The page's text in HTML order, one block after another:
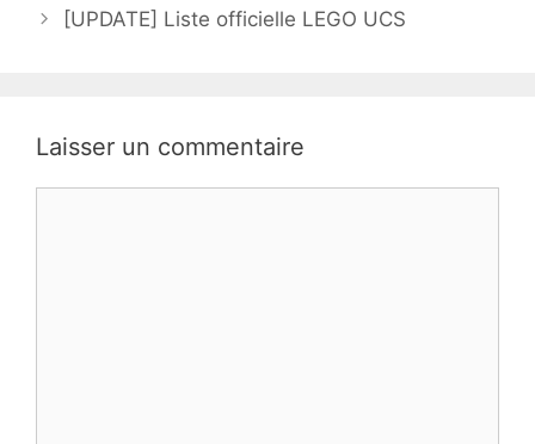
[UPDATE] Liste officielle LEGO UCS
Laisser un commentaire